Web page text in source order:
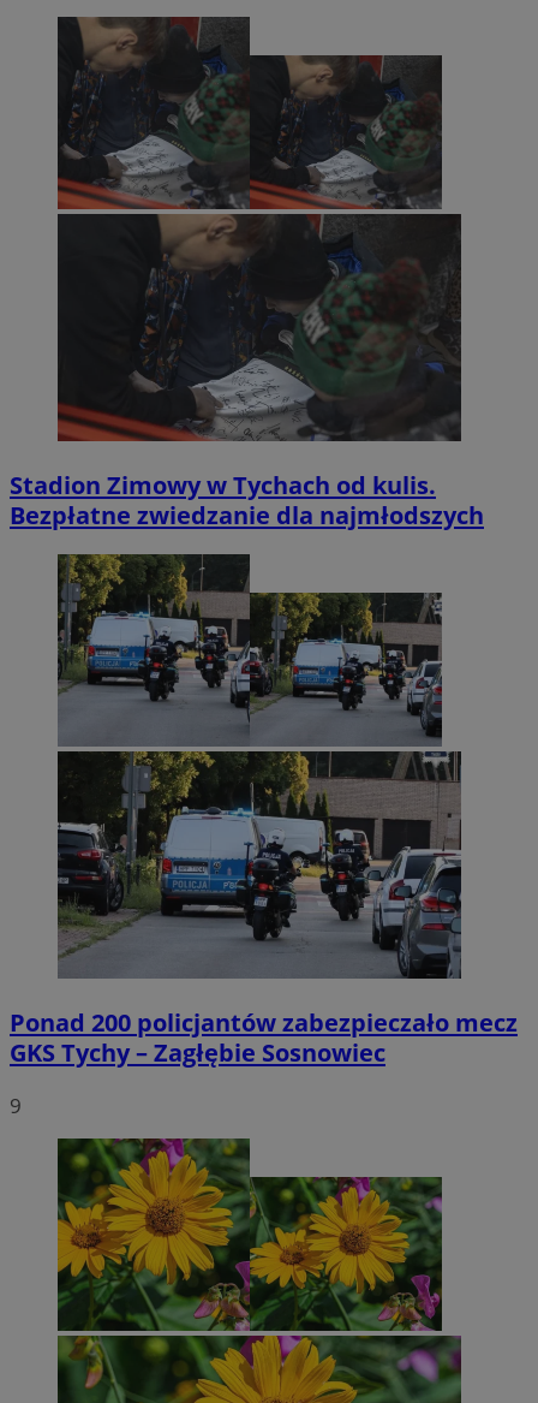
Stadion Zimowy w Tychach od kulis.
Bezpłatne zwiedzanie dla najmłodszych
Ponad 200 policjantów zabezpieczało mecz
GKS Tychy – Zagłębie Sosnowiec
9